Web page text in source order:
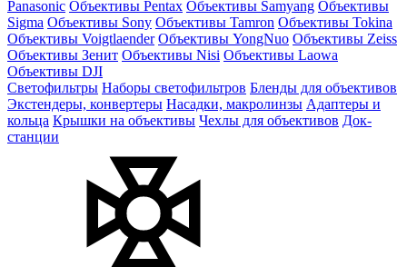
Panasonic Объективы Pentax Объективы Samyang Объективы
Sigma Объективы Sony Объективы Tamron Объективы Tokina
Объективы Voigtlaender Объективы YongNuo Объективы Zeiss
Объективы Зенит Объективы Nisi Объективы Laowa
Объективы DJI
Светофильтры Наборы светофильтров Бленды для объективов
Экстендеры, конвертеры Насадки, макролинзы Адаптеры и
кольца Крышки на объективы Чехлы для объективов Док-
станции